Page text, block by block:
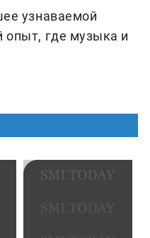
узнаваемой
опыт, где музыка и